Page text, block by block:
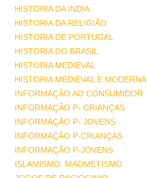
HISTORIA DA INDIA
HISTORIA DA RELIGIÃO
HISTORIA DE PORTUGAL
HISTORIA DO BRASIL
HISTORIA MEDIEVAL
HISTORIA MEDIEVAL E MODERNA
INFORMAÇÃO AO CONSUMIDOR
INFORMAÇÃO P- CRIANÇAS
INFORMAÇÃO P- JOVENS
INFORMAÇÃO P-CRIANÇAS
INFORMAÇÃO P-JOVENS
ISLAMISMO. MAOMETISMO